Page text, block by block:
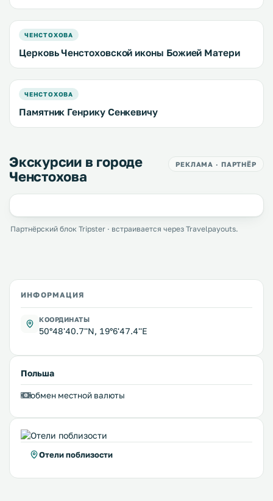
ЧЕНСТОХОВА
Церковь Ченстоховской иконы Божией Матери
ЧЕНСТОХОВА
Памятник Генрику Сенкевичу
Экскурсии в городе
Ченстохова
РЕКЛАМА · ПАРТНЁР
Партнёрский блок Tripster · встраивается через Travelpayouts.
ИНФОРМАЦИЯ
КООРДИНАТЫ
50°48'40.7''N, 19°6'47.4''E
Польша
обмен местной валюты
Отели поблизости